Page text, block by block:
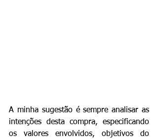
A minha sugestão é sempre analisar as
intenções desta compra, especificando
os valores envolvidos, objetivos do